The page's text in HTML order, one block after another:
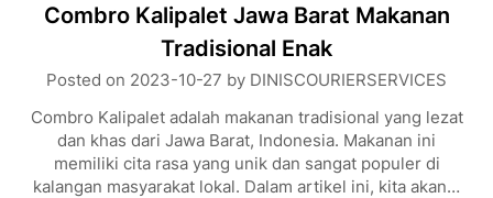
Combro Kalipalet Jawa Barat Makanan
Tradisional Enak
Posted on 2023-10-27 by DINISCOURIERSERVICES
Combro Kalipalet adalah makanan tradisional yang lezat
dan khas dari Jawa Barat, Indonesia. Makanan ini
memiliki cita rasa yang unik dan sangat populer di
kalangan masyarakat lokal. Dalam artikel ini, kita akan…